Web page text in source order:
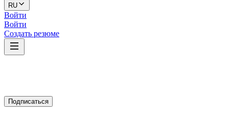
RU
Войти
Войти
Создать резюме
Подписаться